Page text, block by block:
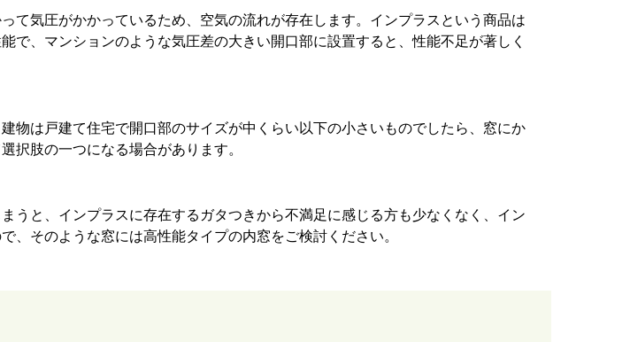
て気圧がかかっているため、空気の流れが存在します。インプラスという商品は
で、マンションのような気圧差の大きい開口部に設置すると、性能不足が著しく
物は戸建て住宅で開口部のサイズが中くらい以下の小さいものでしたら、窓にか
択肢の一つになる場合があります。
うと、インプラスに存在するガタつきから不満足に感じる方も少なくなく、イン
、そのような窓には高性能タイプの内窓をご検討ください。